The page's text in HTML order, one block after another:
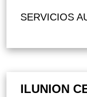
SERVICIOS
ILUNION